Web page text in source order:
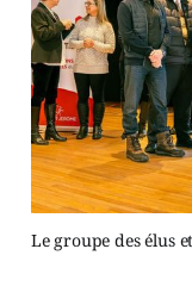
Le groupe des élus